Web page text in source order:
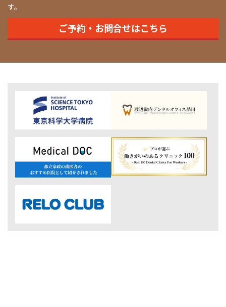
す。
ご予約・お問合せはこちら